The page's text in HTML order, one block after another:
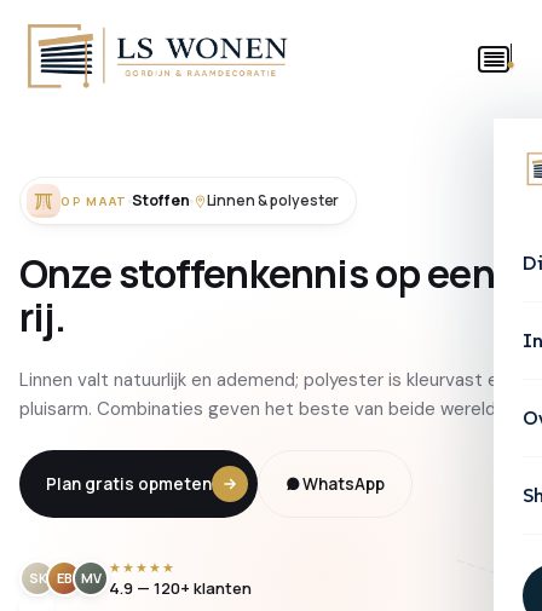
OP MAAT Stoffen Linnen & polyester
Onzestoffenkennisopeen
rij.
Linnen valt natuurlijk en ademend; polyester is kleurvast en
pluisarm. Combinaties geven het beste van beide werelden.
Plan gratis opmeten WhatsApp
SK EB MV
★★★★★
4.9 — 120+ klanten